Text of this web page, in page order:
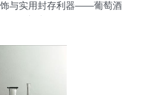
饰与实用封存利器——葡萄酒